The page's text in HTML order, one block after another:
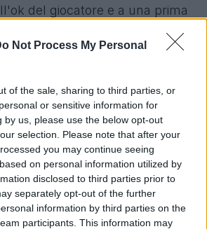
Not Process My Personal
of the sale, sharing to third parties, or
or sensitive information for
by us, please use the below opt-out
selection. Please note that after your
you may continue seeing
on personal information utilized by
disclosed to third parties prior to
separately opt-out of the further
information by third parties on the
participants. This information may
del giocatore e a una prima
per i prossimi 4 anni,cifra
europeo, Juventus
coi bianconeri che si
fino a qualche giorno fa.
il terzo italiano a migrare in
primo fu Roberto Donadoni
1999-2000), poi toccò a
(proprio all’Al Hilal, dal 2019